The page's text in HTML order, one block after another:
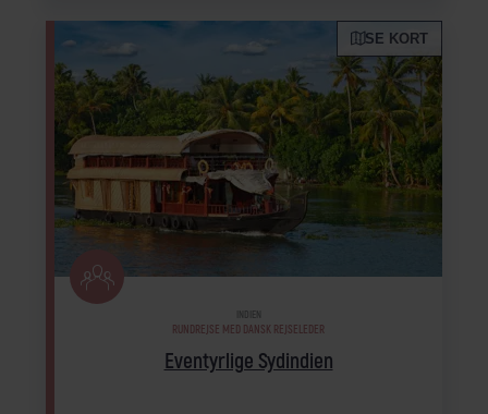
SE KORT
Eventyrlige Sydindien
INDIEN
RUNDREJSE MED DANSK REJSELEDER